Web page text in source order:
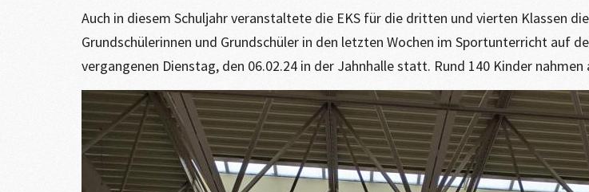
Auch in diesem Schuljahr veranstaltete die EKS für die dritten und vierten Klassen
Grundschülerinnen und Grundschüler in den letzten Wochen im Sportunterricht
vergangenen Dienstag, den 06.02.24 in der Jahnhalle statt. Rund 140 Kinder